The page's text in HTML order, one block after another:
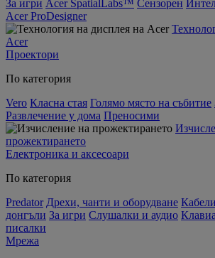
За игри Acer SpatialLabs™ Сензорен
Acer ProDesigner
Acer
Проектори
По категория
Vero Класна стая Голямо място на събитие
Развлечение у дома Преносими
прожектирането
Електроника и аксесоари
По категория
Predator Дрехи, чанти и оборудване
донгъли За игри Слушалки и аудио
писалки
Мрежа